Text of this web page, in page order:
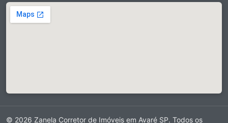
© 2026 Zanela Corretor de Imóveis em Avaré SP. Todos os